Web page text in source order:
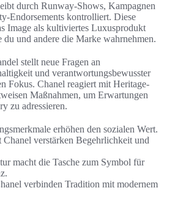
durch Runway-Shows, Kampagnen
Endorsements kontrolliert. Diese
Image als kultiviertes Luxusprodukt
du und andere die Marke wahrnehmen.
stellt neue Fragen an
und verantwortungsbewusster
Fokus. Chanel reagiert mit Heritage-
Maßnahmen, um Erwartungen
zu adressieren.
erhöhen den sozialen Wert.
Chanel verstärken Begehrlichkeit und
macht die Tasche zum Symbol für
verbinden Tradition mit modernem